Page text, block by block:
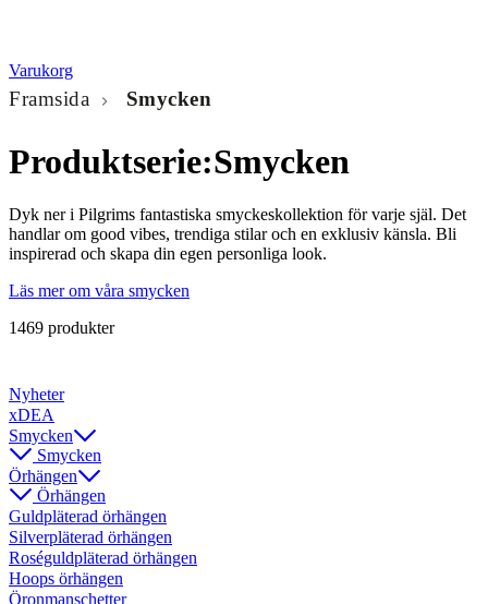
Varukorg
Framsida Smycken
Produktserie:Smycken
Dyk ner i Pilgrims fantastiska smyckeskollektion för varje själ. Det
handlar om good vibes, trendiga stilar och en exklusiv känsla. Bli
inspirerad och skapa din egen personliga look.
Läs mer om våra smycken
1469 produkter
Nyheter
xDEA
Smycken
Smycken
Örhängen
Örhängen
Guldpläterad örhängen
Silverpläterad örhängen
Roséguldpläterad örhängen
Hoops örhängen
Öronmanschetter